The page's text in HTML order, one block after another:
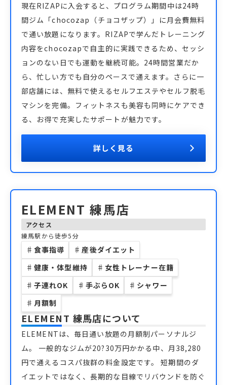
現在RIZAPに入会すると、プログラム期間中は24時
間ジム「chocozap（チョコザップ）」に月会費無料
で通い放題になります。RIZAPで学んだトレーニング
内容をchocozapで自主的に実践できるため、セッシ
ョンのない日でも運動を継続可能。24時間営業だか
ら、忙しい方でも自分のペースで通えます。さらに一
部店舗には、無料で使えるセルフエステやセルフ脱毛
マシンを完備。フィットネスも美容も同時にケアでき
る、お得で充実したサポートが魅力です。
詳しく見る
ELEMENT 練馬店
アクセス
練馬駅から徒歩5分
♯ 食事指導 ♯ 産後ダイエット
♯ 健康・体型維持 ♯ 女性トレーナー在籍
♯ 子連れOK ♯ 手ぶらOK ♯ シャワー
♯ 月額制
ELEMENT 練馬店について
ELEMENTは、毎日通い放題の月額制パーソナルジ
ム。 一般的なジムが20?30万円かかる中、月38,280
円で通えるコスパ抜群の料金設定です。 短期間のダ
イエットではなく、長期的な目線でリバウンドを防ぐ